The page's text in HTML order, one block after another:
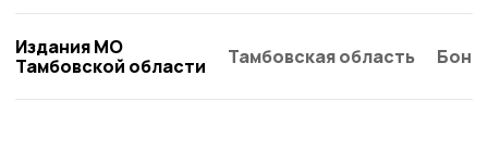
Издания МО
Тамбовской области
Тамбовская область